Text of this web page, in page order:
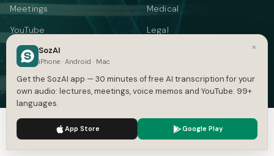
Meetings
YouTube
Podcasts
Medical
Legal
Summarizer
Video Translate
We use cookies to enhance your experience.
×
SozAI
iPhone · Android · Mac
Get the SozAI app — 30 minutes of free AI transcription for your
own audio: lectures, meetings, voice memos and YouTube. 99+
languages.
App Store Google Play